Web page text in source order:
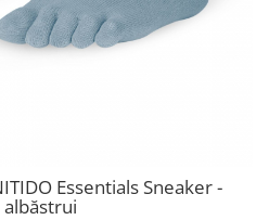
Essentials Sneaker -
albăstrui